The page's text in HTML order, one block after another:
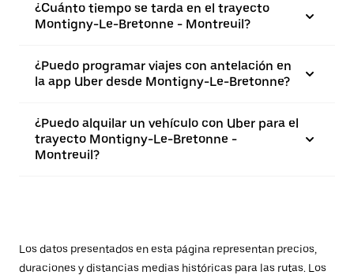
¿Cuánto tiempo se tarda en el trayecto
Montigny-Le-Bretonne - Montreuil?
¿Puedo programar viajes con antelación en
la app Uber desde Montigny-Le-Bretonne?
¿Puedo alquilar un vehículo con Uber para el
trayecto Montigny-Le-Bretonne -
Montreuil?
Los datos presentados en esta página representan precios,
duraciones y distancias medias históricas para las rutas. Los